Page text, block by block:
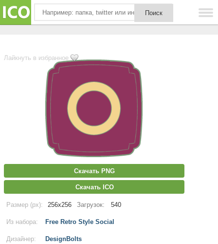
Лайкнуть в избранное
Скачать PNG
Скачать ICO
Размер (px): 256x256 Загрузок: 540
Из набора: Free Retro Style Social
Дизайнер: DesignBolts